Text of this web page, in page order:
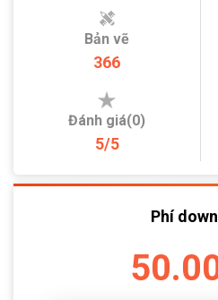
Bản vẽ
366
Đánh giá(0)
5/5
Phí